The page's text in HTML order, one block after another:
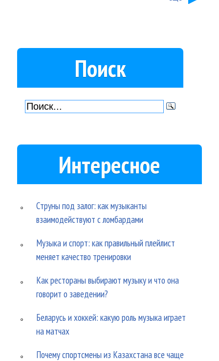
Поиск
Интересное
Струны под залог: как музыканты
взаимодействуют с ломбардами
Музыка и спорт: как правильный плейлист
меняет качество тренировки
Как рестораны выбирают музыку и что она
говорит о заведении?
Беларусь и хоккей: какую роль музыка играет
на матчах
Почему спортсмены из Казахстана все чаще